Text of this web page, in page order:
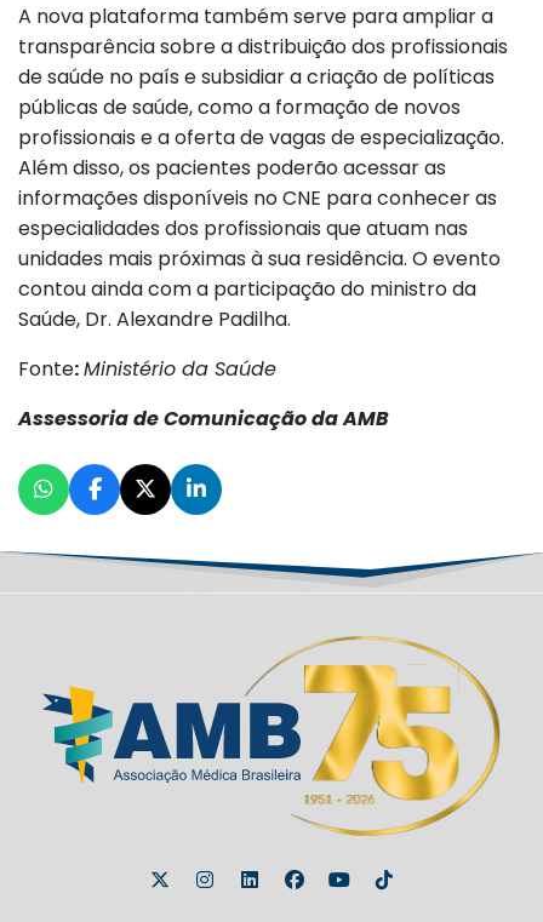
A nova plataforma também serve para ampliar a
transparência sobre a distribuição dos profissionais
de saúde no país e subsidiar a criação de políticas
públicas de saúde, como a formação de novos
profissionais e a oferta de vagas de especialização.
Além disso, os pacientes poderão acessar as
informações disponíveis no CNE para conhecer as
especialidades dos profissionais que atuam nas
unidades mais próximas à sua residência. O evento
contou ainda com a participação do ministro da
Saúde, Dr. Alexandre Padilha.
Fonte:Ministério da Saúde
Assessoria de Comunicação da AMB